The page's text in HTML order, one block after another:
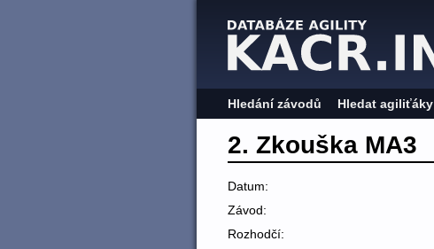
Hledání závodů Hledat agiliťáky
2. Zkouška MA3
Datum:
Závod:
Rozhodčí: